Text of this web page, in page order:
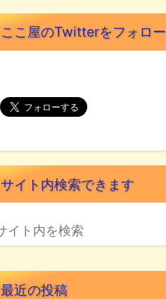
ここ屋のTwitterをフォロー
サイト内検索できます
最近の投稿